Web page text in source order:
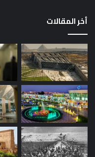
أخر المقالات